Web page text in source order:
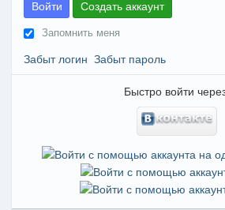
Войти Создать аккаунт
Запомнить меня
Забыт логин Забыт пароль
Быстро войти